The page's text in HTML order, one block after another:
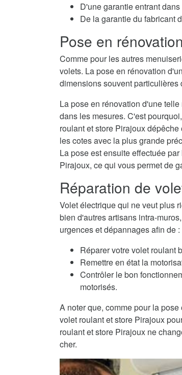
D'une garantie entrant
De la garantie du fabricant
Pose en
Comme pour les autres
volets. La pose en rénovation
dimensions souvent particulières
La pose en rénovation d'une
dans les mesures. C'est
roulant et store Pirajoux
les cotes avec la plus grande
La pose est ensuite effectuée
Pirajoux, ce qui vous permet de
Réparation de
Volet électrique qui ne veut plus
bien d'autres artisans intra-
urgences et dépannages afin de :
Réparer votre volet roulant
Remettre en état la
Contrôler le bon
motorisés.
A noter que, comme pour la
volet roulant et store Pirajoux
roulant et store Pirajoux ne
cher.